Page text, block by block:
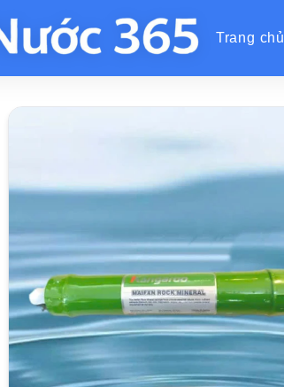
Trang chủ
Trang chủ /Sản phẩm/Kangaroo Lõi kang maifan